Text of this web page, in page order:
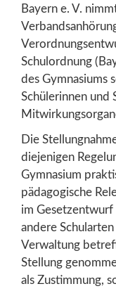
Bayern e. V.
Schulordnung
des Gymnasiums
Schülerinnen und
Die
diejenigen
Gymnasium
pädagogische
im
andere
Verwaltung
Stellung
als Zustimmung,